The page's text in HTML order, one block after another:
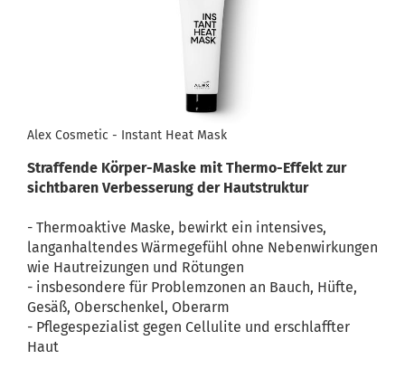
Alex Cosmetic - Instant Heat Mask
Straffende Körper-Maske mit Thermo-Effekt zur
sichtbaren Verbesserung der Hautstruktur
- Thermoaktive Maske, bewirkt ein intensives,
langanhaltendes Wärmegefühl ohne Nebenwirkungen
wie Hautreizungen und Rötungen
- insbesondere für Problemzonen an Bauch, Hüfte,
Gesäß, Oberschenkel, Oberarm
- Pflegespezialist gegen Cellulite und erschlaffter
Haut